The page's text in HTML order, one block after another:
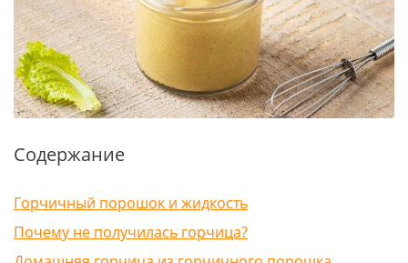
Содержание
Горчичный порошок и жидкость
Почему не получилась горчица?